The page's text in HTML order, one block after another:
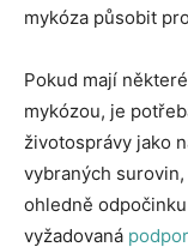
mykóza působit
Pokud mají
mykózou, je
životosprávy jako
vybraných
ohledně
vyžadovaná